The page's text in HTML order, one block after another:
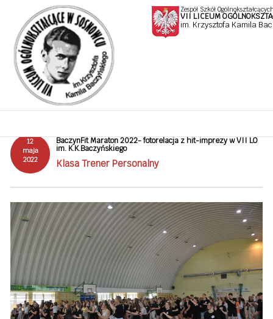
Zespół Szkół
VII LICEUM
im. Krzysztofa Kamila
AKTUALNOŚCI
12
maja
2022
BaczynFit Maraton 2022- fotorelacja z hit-imprezy w VII LO
im. K.K.Baczyńskiego
Klasa Trener Personalny